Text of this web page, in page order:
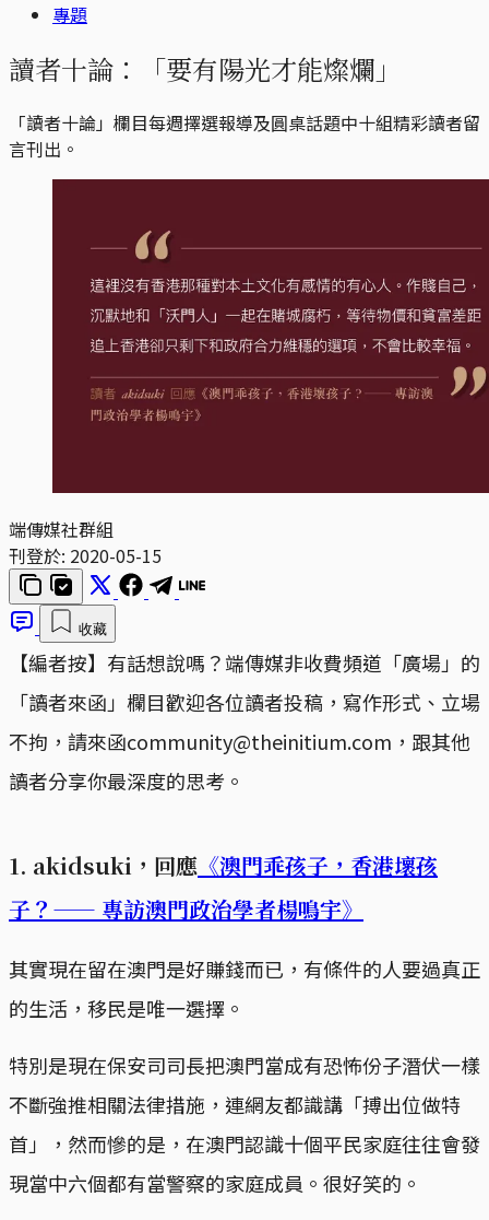
專題
讀者十論：「要有陽光才能燦爛」
「讀者十論」欄目每週擇選報導及圓桌話題中十組精彩讀者留
言刊出。
端傳媒社群組
刊登於: 2020-05-15
收藏
【編者按】有話想說嗎？端傳媒非收費頻道「廣場」的
「讀者來函」欄目歡迎各位讀者投稿，寫作形式、立場
不拘，請來函community@theinitium.com，跟其他
讀者分享你最深度的思考。
1. akidsuki，回應 《澳門乖孩子，香港壞孩
子？—— 專訪澳門政治學者楊鳴宇》
其實現在留在澳門是好賺錢而已，有條件的人要過真正
的生活，移民是唯一選擇。
特別是現在保安司司長把澳門當成有恐怖份子潛伏一樣
不斷強推相關法律措施，連網友都識講「搏出位做特
首」，然而慘的是，在澳門認識十個平民家庭往往會發
現當中六個都有當警察的家庭成員。很好笑的。